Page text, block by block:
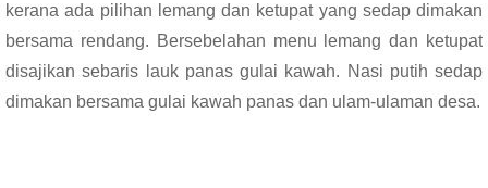
kerana ada pilihan lemang dan ketupat yang sedap dimakan
bersama rendang. Bersebelahan menu lemang dan ketupat
disajikan sebaris lauk panas gulai kawah. Nasi putih sedap
dimakan bersama gulai kawah panas dan ulam-ulaman desa.